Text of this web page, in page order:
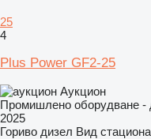
25
4
Plus Power GF2-25
Аукцион
Промишлено оборудване -
2025
Гориво дизел Вид